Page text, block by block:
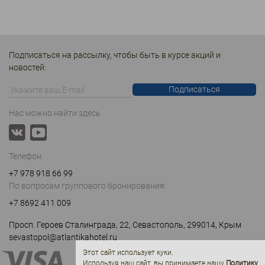
Этот сайт использует куки.
Используя наш сайт, вы принимаете нашу Политику
Подписаться на рассылку, чтобы быть в курсе акций и
новостей:
Подписаться
Нас можно найти здесь
Телефон:
+7 978 918 66 99
По вопросам группового бронирования:
+7 8692 411 009
Просп. Героев Сталинграда, 22, Севастополь, 299014, Крым
sevastopol@atlantikahotel.ru